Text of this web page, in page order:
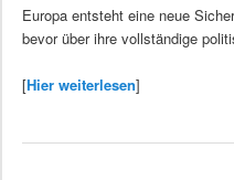
Europa entsteht eine neue
bevor über ihre vollständige
[Hier weiterlesen]